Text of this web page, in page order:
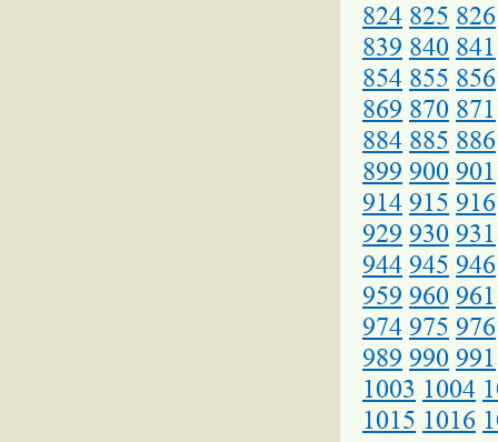
824 825 826
839 840 841
854 855 856
869 870 871
884 885 886
899 900 901
914 915 916
929 930 931
944 945 946
959 960 961
974 975 976
989 990 991
1003 1004
1015 1016